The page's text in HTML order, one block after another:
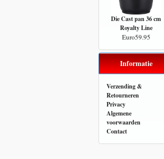
Die Cast pan 36 cm
Royalty Line
Euro59.95
Informatie
Verzending &
Retourneren
Privacy
Algemene
voorwaarden
Contact